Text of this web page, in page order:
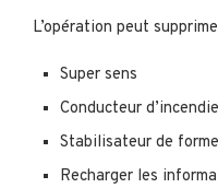
L’opération peut
Super sens
Conducteur d’incendie
Stabilisateur de
Recharger les